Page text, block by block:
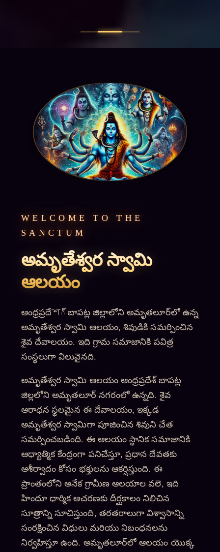
WELCOME TO THE
SANCTUM
అమృతేశ్వర స్వామి
ఆలయం
ఆంధ్రప్రదేশ్ బాపట్ల జిల్లాలోని అమృతలూర్‌లో ఉన్న
అమృతేశ్వర స్వామి ఆలయం, శివుడికి సమర్పించిన
శైవ దేవాలయం. ఇది గ్రామ సమాజానికి పవిత్ర
సంస్థలుగా విలువైనది.
అమృతేశ్వర స్వామి ఆలయం ఆంధ్రప్రదేశ్ బాపట్ల
జిల్లలోని అమృతలూర్ నగరంలో ఉన్నది. శైవ
ఆరాధన స్థలమైన ఈ దేవాలయం, ఇక్కడ
అమృతేశ్వర స్వామిగా పూజించిన శివుని చేత
సమర్పించబడింది. ఈ ఆలయం స్థానిక సమాజానికి
ఆధ్యాత్మిక కేంద్రంగా పనిచేస్తూ, ప్రధాన దేవతకు
ఆశీర్వాదం కోసం భక్తులను ఆకర్షిస్తుంది. ఈ
ప్రాంతంలోని అనేక గ్రామీణ ఆలయాల వలె, ఇది
హిందూ ధార్మిక ఆచరణకు దీర్ఘకాలం నిలిచిన
సూత్రాన్ని సూచిస్తుంది, తరతరాలుగా విశ్వాసాన్ని
సంరక్షించిన విధులు మరియు నిబంధనలను
నిర్వహిస్తూ ఉంది. అమృతలూర్‌లో ఆలయం యొక్క